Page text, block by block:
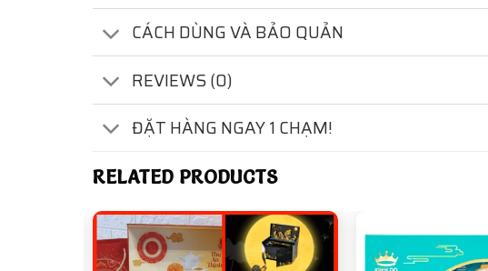
CÁCH DÙNG VÀ BẢO QUẢN
REVIEWS (0)
ĐẶT HÀNG NGAY 1 CHẠM!
RELATED PRODUCTS